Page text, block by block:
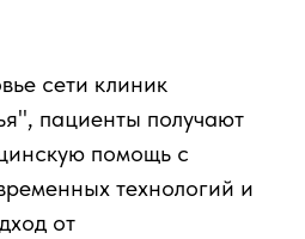
сети клиник
пациенты получают
помощь с
технологий и
от